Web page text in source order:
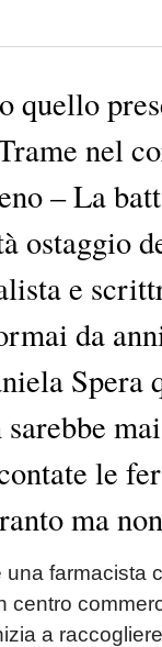
quello
nel
– La
ostaggio
e
da
Spera
le
ma
farmacista
centro
a